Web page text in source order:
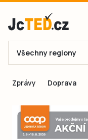
E-mail
Všechny regiony
Zprávy Doprava